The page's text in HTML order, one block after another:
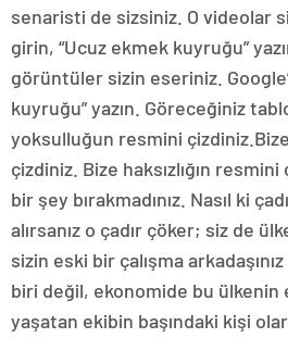
senaristi de sizsiniz. O videolar
girin, “Ucuz ekmek kuyruğu”
görüntüler sizin eseriniz.
kuyruğu” yazın. Göreceğiniz
yoksulluğun resmini
çizdiniz. Bize haksızlığın
bir şey bırakmadınız. Nasıl ki
alırsanız o çadır çöker; siz de
sizin eski bir çalışma
biri değil, ekonomide bu
yaşatan ekibin başındaki kişi